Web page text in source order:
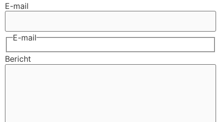
E-mail
E-mail
Bericht